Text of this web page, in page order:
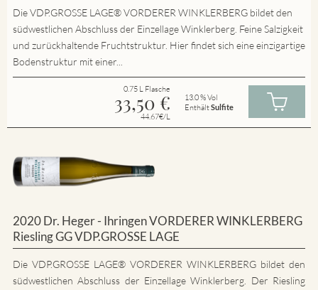
Die VDP.GROSSE LAGE® VORDERER WINKLERBERG bildet den
südwestlichen Abschluss der Einzellage Winklerberg. Feine Salzigkeit
und zurückhaltende Fruchtstruktur. Hier findet sich eine einzigartige
Bodenstruktur mit einer...
0.75 L Flasche
33,50 €
44.67€/L
13.0 % Vol
EnthältSulfite
2020 Dr. Heger - Ihringen VORDERER WINKLERBERG
Riesling GG VDP.GROSSE LAGE
Die VDP.GROSSE LAGE® VORDERER WINKLERBERG bildet den
südwestlichen Abschluss der Einzellage Winklerberg. Der Riesling